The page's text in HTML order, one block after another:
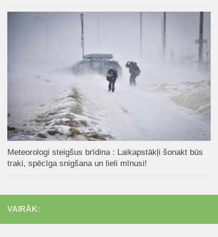
Meteorologi steigšus brīdina : Laikapstākļi šonakt būs
traki, spēcīga snigšana un lieli mīnusi!
VAIRĀK: